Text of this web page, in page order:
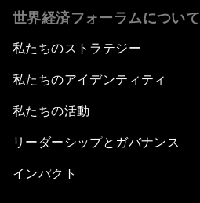
世界経済フォーラムについて
私たちのストラテジー
私たちのアイデンティティ
私たちの活動
リーダーシップとガバナンス
インパクト